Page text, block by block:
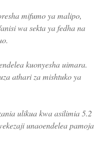
mifumo ya malipo,
wa sekta ya fedha na
kuonyesha uimara.
athari za mishtuko ya
ulikua kwa asilimia 5.2
unaoendelea pamoja